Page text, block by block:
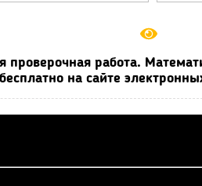
проверочная работа.
на сайте